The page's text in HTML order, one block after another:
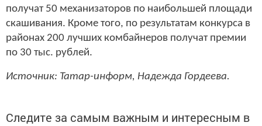
получат 50 механизаторов по наибольшей площади
скашивания. Кроме того, по результатам конкурса в
районах 200 лучших комбайнеров получат премии
по 30 тыс. рублей.
Источник: Татар-информ, Надежда Гордеева.
Следите за самым важным и интересным в